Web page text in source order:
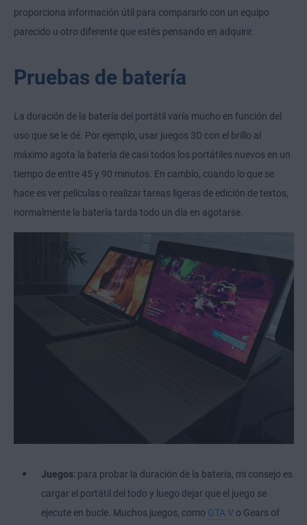
proporciona información útil para compararlo con un equipo
parecido u otro diferente que estés pensando en adquirir.
Pruebas de batería
La duración de la batería del portátil varía mucho en función del
uso que se le dé. Por ejemplo, usar juegos 3D con el brillo al
máximo agota la batería de casi todos los portátiles nuevos en un
tiempo de entre 45 y 90 minutos. En cambio, cuando lo que se
hace es ver películas o realizar tareas ligeras de edición de textos,
normalmente la batería tarda todo un día en agotarse.
Juegos: para probar la duración de la batería, mi consejo es
cargar el portátil del todo y luego dejar que el juego se
ejecute en bucle. Muchos juegos, como GTA V o Gears of